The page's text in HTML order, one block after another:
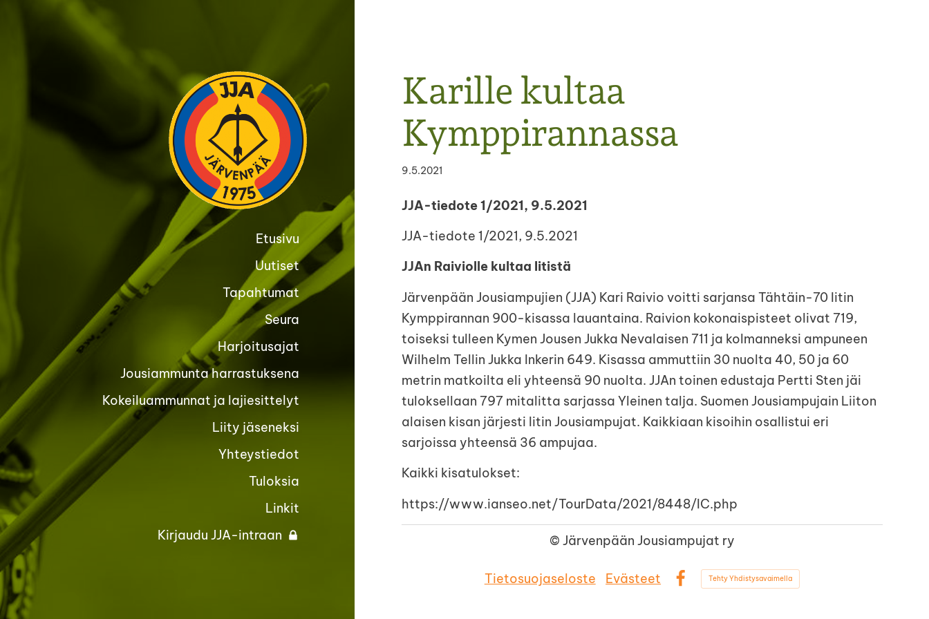
Järvenpään Jousiampujat ry
Etusivu
Uutiset
Tapahtumat
Seura
Harjoitusajat
Jousiammunta harrastuksena
Kokeiluammunnat ja lajiesittelyt
Liity jäseneksi
Yhteystiedot
Tuloksia
Linkit
Kirjaudu JJA-intraan
Karille kultaa
Kymppirannassa
9.5.2021
JJA-tiedote 1/2021, 9.5.2021
JJA-tiedote 1/2021, 9.5.2021
JJAn Raiviolle kultaa Iitistä
Järvenpään Jousiampujien (JJA) Kari Raivio voitti sarjansa Tähtäin-70 Iitin
Kymppirannan 900-kisassa lauantaina. Raivion kokonaispisteet olivat 719,
toiseksi tulleen Kymen Jousen Jukka Nevalaisen 711 ja kolmanneksi ampuneen
Wilhelm Tellin Jukka Inkerin 649. Kisassa ammuttiin 30 nuolta 40, 50 ja 60
metrin matkoilta eli yhteensä 90 nuolta. JJAn toinen edustaja Pertti Sten jäi
tuloksellaan 797 mitalitta sarjassa Yleinen talja. Suomen Jousiampujain Liiton
alaisen kisan järjesti Iitin Jousiampujat. Kaikkiaan kisoihin osallistui eri
sarjoissa yhteensä 36 ampujaa.
Kaikki kisatulokset:
https://www.ianseo.net/TourData/2021/8448/IC.php
© Järvenpään Jousiampujat ry
Tietosuojaseloste
Evästeet
Tehty Yhdistysavaimella